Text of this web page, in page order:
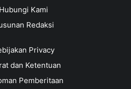
Hubungi Kami
Redaksi
Privacy
dan Ketentuan
Pemberitaan